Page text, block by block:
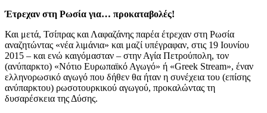
Έτρεχαν στη Ρωσία για… προκαταβολές!
Και μετά, Τσίπρας και Λαφαζάνης παρέα έτρεχαν στη Ρωσία
αναζητώντας «νέα λιμάνια» και μαζί υπέγραφαν, στις 19 Ιουνίου
2015 – και ενώ καιγόμασταν – στην Αγία Πετρούπολη, τον
(ανύπαρκτο) «Νότιο Ευρωπαϊκό Αγωγό» ή «Greek Stream», έναν
ελληνορωσικό αγωγό που δήθεν θα ήταν η συνέχεια του (επίσης
ανύπαρκτου) ρωσοτουρκικού αγωγού, προκαλώντας τη
δυσαρέσκεια της Δύσης.